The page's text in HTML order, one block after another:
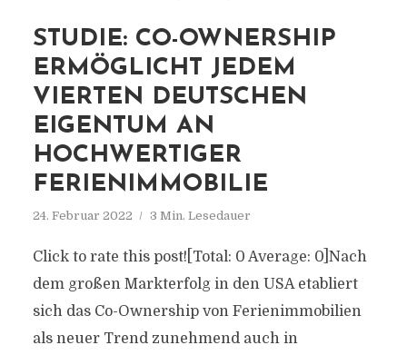
STUDIE: CO-OWNERSHIP
ERMÖGLICHT JEDEM
VIERTEN DEUTSCHEN
EIGENTUM AN
HOCHWERTIGER
FERIENIMMOBILIE
24. Februar 2022 3 Min. Lesedauer
Click to rate this post![Total: 0 Average: 0]Nach
dem großen Markterfolg in den USA etabliert
sich das Co-Ownership von Ferienimmobilien
als neuer Trend zunehmend auch in